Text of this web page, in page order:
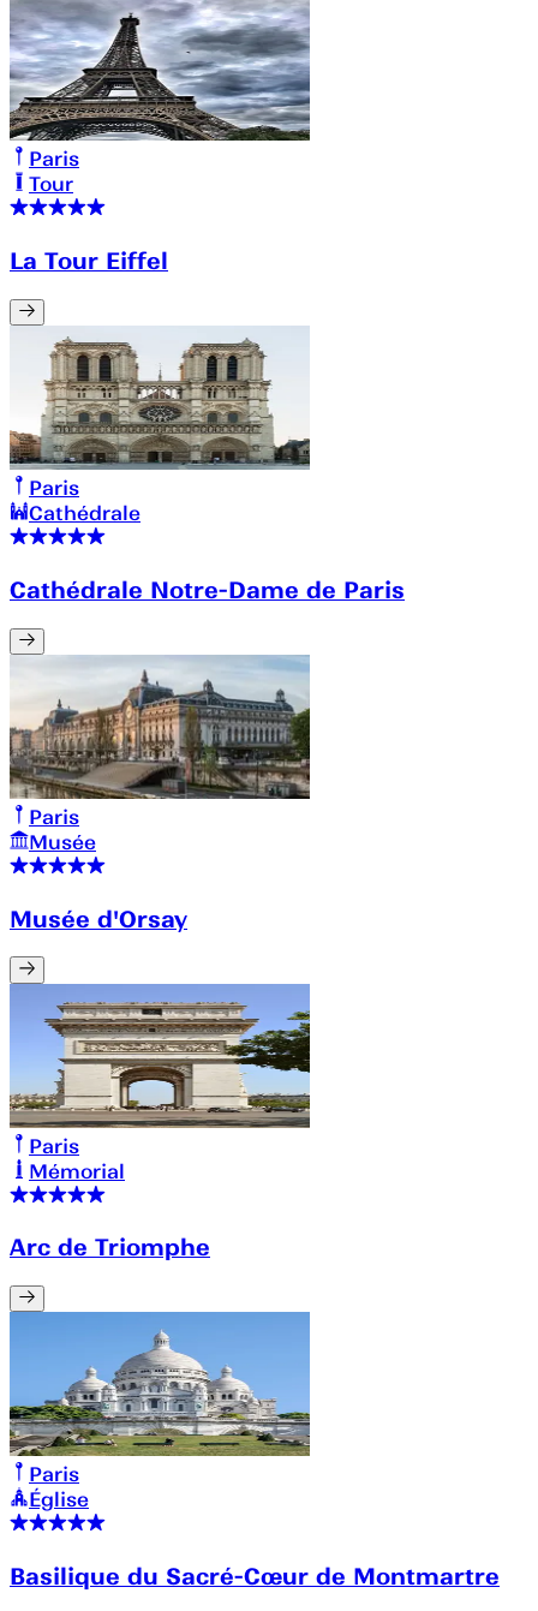
Paris
Tour
La Tour Eiffel
Paris
Cathédrale
Cathédrale Notre-Dame de Paris
Paris
Musée
Musée d'Orsay
Paris
Mémorial
Arc de Triomphe
Paris
Église
Basilique du Sacré-Cœur de Montmartre